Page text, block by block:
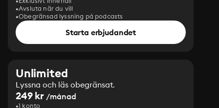
Avsluta när du vill
Obegränsad lyssning på podcasts
Starta erbjudandet
Unlimited
Lyssna och läs obegränsat.
249 kr /månad
1 konto